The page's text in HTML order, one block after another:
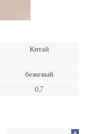
Китай
бежевый
0,7